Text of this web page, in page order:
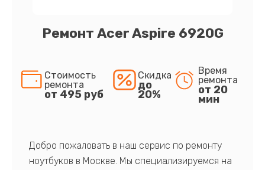
Ремонт Acer Aspire 6920G
Стоимость
ремонта
от 495 руб
Скидка
до
20%
Время
ремонта
от 20
мин
Добро пожаловать в наш сервис по ремонту
ноутбуков в Москве. Мы специализируемся на